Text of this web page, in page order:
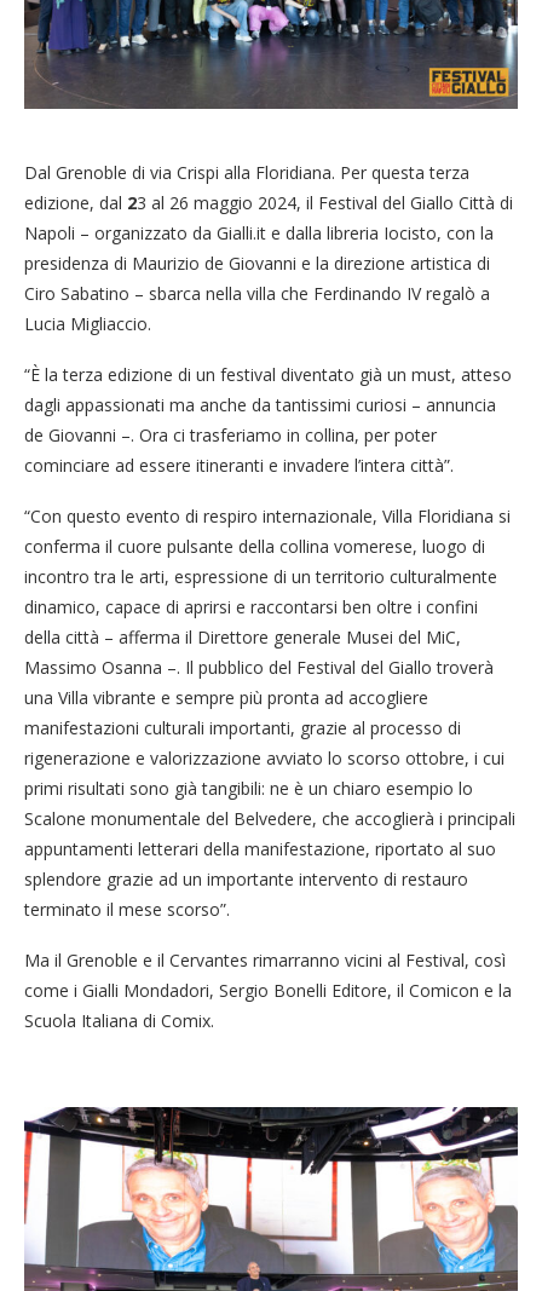
Dal Grenoble di via Crispi alla Floridiana. Per questa terza
edizione, dal 23 al 26 maggio 2024, il Festival del Giallo Città di
Napoli – organizzato da Gialli.it e dalla libreria Iocisto, con la
presidenza di Maurizio de Giovanni e la direzione artistica di
Ciro Sabatino – sbarca nella villa che Ferdinando IV regalò a
Lucia Migliaccio.
“È la terza edizione di un festival diventato già un must, atteso
dagli appassionati ma anche da tantissimi curiosi – annuncia
de Giovanni –. Ora ci trasferiamo in collina, per poter
cominciare ad essere itineranti e invadere l’intera città”.
“Con questo evento di respiro internazionale, Villa Floridiana si
conferma il cuore pulsante della collina vomerese, luogo di
incontro tra le arti, espressione di un territorio culturalmente
dinamico, capace di aprirsi e raccontarsi ben oltre i confini
della città – afferma il Direttore generale Musei del MiC,
Massimo Osanna –. Il pubblico del Festival del Giallo troverà
una Villa vibrante e sempre più pronta ad accogliere
manifestazioni culturali importanti, grazie al processo di
rigenerazione e valorizzazione avviato lo scorso ottobre, i cui
primi risultati sono già tangibili: ne è un chiaro esempio lo
Scalone monumentale del Belvedere, che accoglierà i principali
appuntamenti letterari della manifestazione, riportato al suo
splendore grazie ad un importante intervento di restauro
terminato il mese scorso”.
Ma il Grenoble e il Cervantes rimarranno vicini al Festival, così
come i Gialli Mondadori, Sergio Bonelli Editore, il Comicon e la
Scuola Italiana di Comix.